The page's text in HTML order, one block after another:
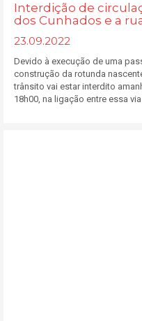
Interdição de
dos Cunhados e a
23.09.2022
Devido à execução de uma
construção da rotunda
trânsito vai estar interdito
18h00, na ligação entre essa